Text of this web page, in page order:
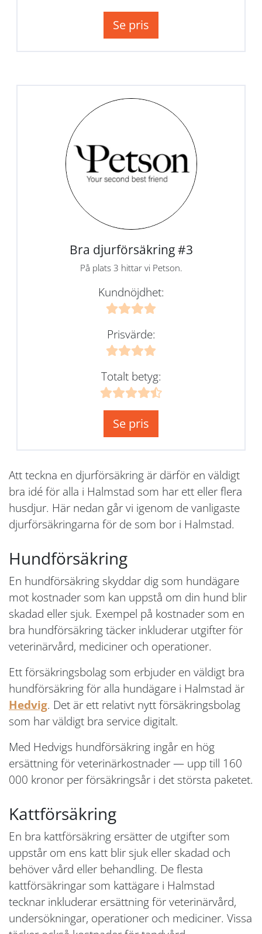
Se pris
Bra djurförsäkring #3
På plats 3 hittar vi Petson.
Kundnöjdhet:
Prisvärde:
Totalt betyg:
Se pris
Att teckna en djurförsäkring är därför en väldigt
bra idé för alla i Halmstad som har ett eller flera
husdjur. Här nedan går vi igenom de vanligaste
djurförsäkringarna för de som bor i Halmstad.
Hundförsäkring
En hundförsäkring skyddar dig som hundägare
mot kostnader som kan uppstå om din hund blir
skadad eller sjuk. Exempel på kostnader som en
bra hundförsäkring täcker inkluderar utgifter för
veterinärvård, mediciner och operationer.
Ett försäkringsbolag som erbjuder en väldigt bra
hundförsäkring för alla hundägare i Halmstad är
Hedvig. Det är ett relativt nytt försäkringsbolag
som har väldigt bra service digitalt.
Med Hedvigs hundförsäkring ingår en hög
ersättning för veterinärkostnader — upp till 160
000 kronor per försäkringsår i det största paketet.
Kattförsäkring
En bra kattförsäkring ersätter de utgifter som
uppstår om ens katt blir sjuk eller skadad och
behöver vård eller behandling. De flesta
kattförsäkringar som kattägare i Halmstad
tecknar inkluderar ersättning för veterinärvård,
undersökningar, operationer och mediciner. Vissa